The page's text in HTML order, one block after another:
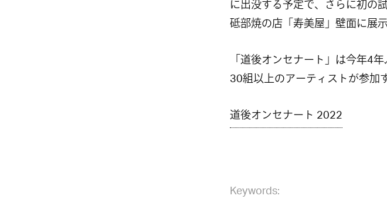
に出没する予定で、さらに初の
砥部焼の店「寿美屋」壁面に展
「道後オンセナート」は今年4
30組以上のアーティストが参加
道後オンセナート 2022
Keywords: